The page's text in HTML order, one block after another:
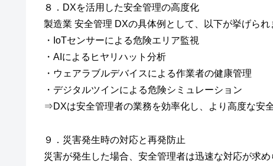
８．DXを活用した安全管理の高度化
製造業 安全管理 DXの具体例として、以下が挙げられ
・IoTセンサーによる危険エリア監視
・AIによるヒヤリハット分析
・ウェアラブルデバイスによる作業者の健康管理
・デジタルツインによる危険シミュレーション
⇒DXは安全管理者の業務を効率化し、より高度な安
９．災害発生時の対応と再発防止
災害が発生した場合、安全管理者は迅速な対応が求め